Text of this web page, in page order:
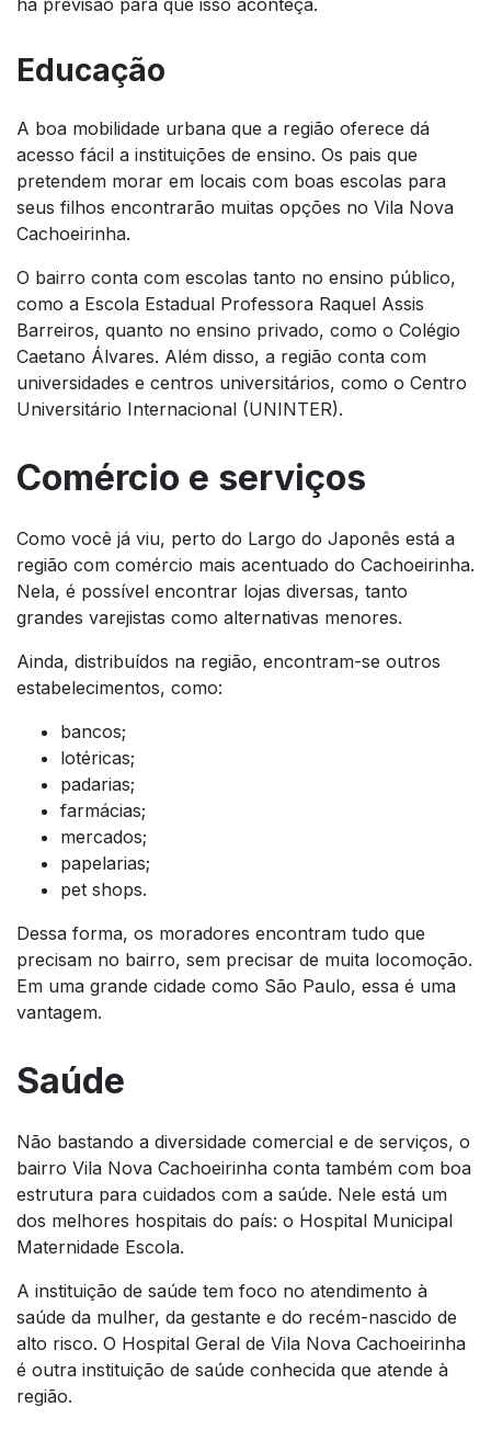
Educação
A boa mobilidade urbana que a região oferece dá
acesso fácil a instituições de ensino. Os pais que
pretendem morar em locais com boas escolas para
seus filhos encontrarão muitas opções no Vila Nova
Cachoeirinha.
O bairro conta com escolas tanto no ensino público,
como a Escola Estadual Professora Raquel Assis
Barreiros, quanto no ensino privado, como o Colégio
Caetano Álvares. Além disso, a região conta com
universidades e centros universitários, como o Centro
Universitário Internacional (UNINTER).
Comércio e serviços
Como você já viu, perto do Largo do Japonês está a
região com comércio mais acentuado do Cachoeirinha.
Nela, é possível encontrar lojas diversas, tanto
grandes varejistas como alternativas menores.
Ainda, distribuídos na região, encontram-se outros
estabelecimentos, como:
bancos;
lotéricas;
padarias;
farmácias;
mercados;
papelarias;
pet shops.
Dessa forma, os moradores encontram tudo que
precisam no bairro, sem precisar de muita locomoção.
Em uma grande cidade como São Paulo, essa é uma
vantagem.
Saúde
Não bastando a diversidade comercial e de serviços, o
bairro Vila Nova Cachoeirinha conta também com boa
estrutura para cuidados com a saúde. Nele está um
dos melhores hospitais do país: o Hospital Municipal
Maternidade Escola.
A instituição de saúde tem foco no atendimento à
saúde da mulher, da gestante e do recém-nascido de
alto risco. O Hospital Geral de Vila Nova Cachoeirinha
é outra instituição de saúde conhecida que atende à
região.